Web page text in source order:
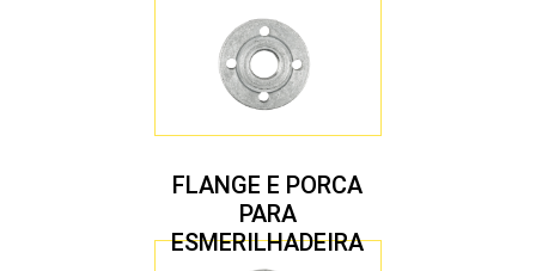
FLANGE E PORCA
PARA
ESMERILHADEIRA